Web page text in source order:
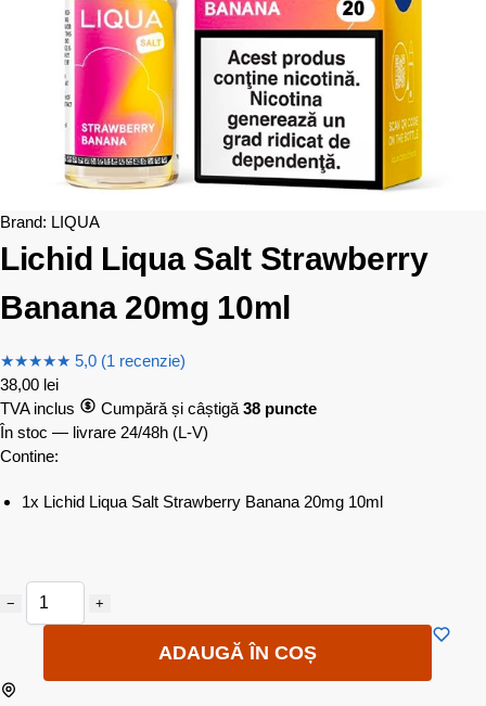
Brand: LIQUA
Lichid Liqua Salt Strawberry
Banana 20mg 10ml
★★★★★ 5,0 (1 recenzie)
38,00 lei
TVA inclus
Cumpără și câștigă 38 puncte
În stoc — livrare 24/48h (L-V)
Contine:
1x Lichid Liqua Salt Strawberry Banana 20mg 10ml
− +
ADAUGĂ ÎN COȘ